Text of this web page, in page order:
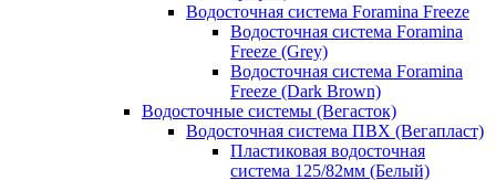
Водосточная система Foramina Freeze
Водосточная система Foramina
Freeze (Grey)
Водосточная система Foramina
Freeze (Dark Brown)
Водосточные системы (Вегасток)
Водосточная система ПВХ (Вегапласт)
Пластиковая водосточная
система 125/82мм (Белый)